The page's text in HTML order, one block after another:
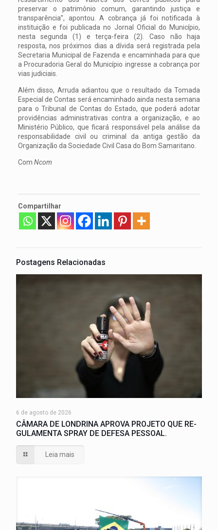
preservar o patrimônio comum, garantindo justiça e
transparência”, apontou. A cobrança já foi notificada à
instituição e foi publicada no Jornal Oficial do Município,
nesta segunda (1) e terça-feira (2). Caso não haja
resposta, nos próximos dias a dívida será registrada pela
Secretaria Municipal de Fazenda e encaminhada para que
a Procuradoria Geral do Município ingresse a cobrança por
vias judiciais.
Além disso, Arruda adiantou que o resultado da Tomada
Especial de Contas será encaminhado ainda nesta semana
para o Tribunal de Contas do Estado, que poderá adotar
providências administrativas contra a organização, e ao
Ministério Público, que ficará responsável pela análise da
responsabilidade civil ou criminal da antiga gestão da
Organização da Sociedade Civil Casa do Bom Samaritano.
Com Ncom
Compartilhar
Postagens Relacionadas
6 de agosto de 2026
CÂMARA DE LONDRINA APROVA PROJETO QUE RE-
GULAMENTA SPRAY DE DEFESA PESSOAL.
Leia mais